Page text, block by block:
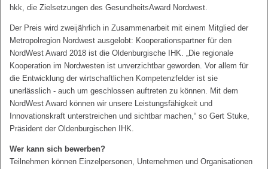
hkk, die Zielsetzungen des GesundheitsAward Nordwest.
Der Preis wird zweijährlich in Zusammenarbeit mit einem Mitglied der
Metropolregion Nordwest ausgelobt: Kooperationspartner für den
NordWest Award 2018 ist die Oldenburgische IHK. „Die regionale
Kooperation im Nordwesten ist unverzichtbar geworden. Vor allem für
die Entwicklung der wirtschaftlichen Kompetenzfelder ist sie
unerlässlich - auch um geschlossen auftreten zu können. Mit dem
NordWest Award können wir unsere Leistungsfähigkeit und
Innovationskraft unterstreichen und sichtbar machen,“ so Gert Stuke,
Präsident der Oldenburgischen IHK.
Wer kann sich bewerben?
Teilnehmen können Einzelpersonen, Unternehmen und Organisationen